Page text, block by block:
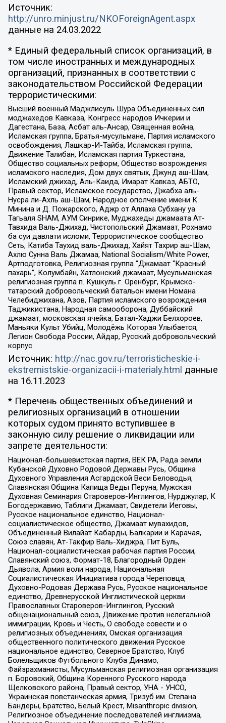
Источник:
http://unro.minjust.ru/NKOForeignAgent.aspx
данные на 24.03.2022
* Единый федеральный список организаций, в
том числе иностранных и международных
организаций, признанных в соответствии с
законодательством Российской Федерации
террористическими:
Высший военный Маджлисуль Шура Объединенных сил
моджахедов Кавказа, Конгресс народов Ичкерии и
Дагестана, База, Асбат аль-Ансар, Священная война,
Исламская группа, Братья-мусульмане, Партия исламского
освобождения, Лашкар-И-Тайба, Исламская группа,
Движение Талибан, Исламская партия Туркестана,
Общество социальных реформ, Общество возрождения
исламского наследия, Дом двух святых, Джунд аш-Шам,
Исламский джихад, Аль-Каида, Имарат Кавказ, АБТО,
Правый сектор, Исламское государство, Джабха аль-
Нусра ли-Ахль аш-Шам, Народное ополчение имени К.
Минина и Д. Пожарского, Аджр от Аллаха Субхану уа
Тагьаля SHAM, АУМ Синрике, Муджахеды джамаата Ат-
Тавхида Валь-Джихад, Чистопольский Джамаат, Рохнамо
ба суи давлати исломи, Террористическое сообщество
Сеть, Катиба Таухид валь-Джихад, Хайят Тахрир аш-Шам,
Ахлю Сунна Валь Джамаа, National Socialism/White Power,
Артподготовка, Религиозная группа “Джамаат “Красный
пахарь”, Колумбайн, Хатлонский джамаат, Мусульманская
религиозная группа п. Кушкуль г. Оренбург, Крымско-
татарский добровольческий батальон имени Номана
Челебиджихана, Азов, Партия исламского возрождения
Таджикистана, Народная самооборона, Дуббайский
джамаат, московская ячейка, Батал-Хаджи Белхороев,
Маньяки Культ Убийц, Молодёжь Которая Улыбается,
Легион Свобода России, Айдар, Русский добровольческий
корпус
Источник: http://nac.gov.ru/terroristicheskie-i-
ekstremistskie-organizacii-i-materialy.html данные
на 16.11.2023
* Перечень общественных объединений и
религиозных организаций в отношении
которых судом принято вступившее в
законную силу решение о ликвидации или
запрете деятельности:
Национал-большевистская партия, ВЕК РА, Рада земли
Кубанской Духовно Родовой Державы Русь, Община
Духовного Управления Асгардской Веси Беловодья,
Славянская Община Капища Веды Перуна, Мужская
Духовная Семинария Староверов-Инглингов, Нурджулар, К
Богодержавию, Таблиги Джамаат, Свидетели Иеговы,
Русское национальное единство, Национал-
социалистическое общество, Джамаат мувахидов,
Объединенный Вилайат Кабарды, Балкарии и Карачая,
Союз славян, Ат-Такфир Валь-Хиджра, Пит Буль,
Национал-социалистическая рабочая партия России,
Славянский союз, Формат-18, Благородный Орден
Дьявола, Армия воли народа, Национальная
Социалистическая Инициатива города Череповца,
Духовно-Родовая Держава Русь, Русское национальное
единство, Древнерусской Инглистической церкви
Православных Староверов-Инглингов, Русский
общенациональный союз, Движение против нелегальной
иммиграции, Кровь и Честь, О свободе совести и о
религиозных объединениях, Омская организация
общественного политического движения Русское
национальное единство, Северное Братство, Клуб
Болельщиков Футбольного Клуба Динамо,
Файзрахманисты, Мусульманская религиозная организация
п. Боровский, Община Коренного Русского народа
Щелковского района, Правый сектор, УНА - УНСО,
Украинская повстанческая армия, Тризуб им. Степана
Бандеры, Братство, Белый Крест, Misanthropic division,
Религиозное объединение последователей инглиизма,